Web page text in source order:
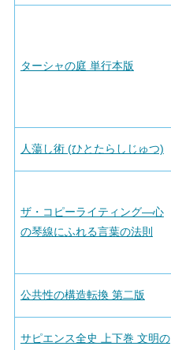
ターシャの庭 単行本版
人蕩し術 (ひとたらしじゅつ)
ザ・コピーライティング―心
の琴線にふれる言葉の法則
公共性の構造転換 第二版
サピエンス全史 上下巻 文明の